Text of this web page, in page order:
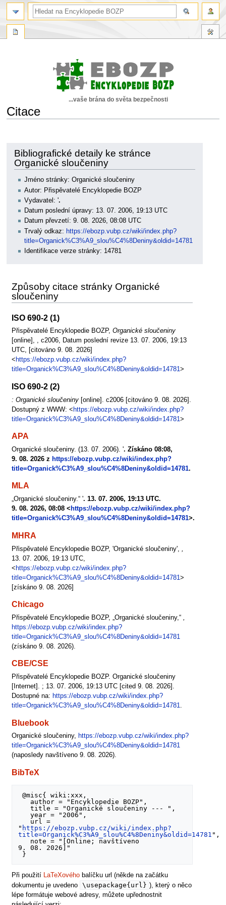
...vaše brána do světa bezpečnosti
Citace
navigaci
vyhledávání
Bibliografické detaily ke stránce
Organické sloučeniny
Jméno stránky: Organické sloučeniny
Autor: Přispěvatelé Encyklopedie BOZP
Vydavatel: '.
Datum poslední úpravy: 13. 07. 2006, 19:13 UTC
Datum převzetí: 9. 08. 2026, 08:08 UTC
Trvalý odkaz: https://ebozp.vubp.cz/wiki/index.php?
title=Organick%C3%A9_slou%C4%8Deniny&oldid=14781
Identifikace verze stránky: 14781
Způsoby citace stránky Organické
sloučeniny
ISO 690-2 (1)
Přispěvatelé Encyklopedie BOZP, Organické sloučeniny
[online], , c2006, Datum poslední revize 13. 07. 2006, 19:13
UTC, [citováno 9. 08. 2026]
< https://ebozp.vubp.cz/wiki/index.php?
title=Organick%C3%A9_slou%C4%8Deniny&oldid=14781>
ISO 690-2 (2)
: Organické sloučeniny[online]. c2006 [citováno 9. 08. 2026].
Dostupný z WWW: < https://ebozp.vubp.cz/wiki/index.php?
title=Organick%C3%A9_slou%C4%8Deniny&oldid=14781 >
APA
Organické sloučeniny. (13. 07. 2006). '. Získáno 08:08,
9. 08. 2026 z https://ebozp.vubp.cz/wiki/index.php?
title=Organick%C3%A9_slou%C4%8Deniny&oldid=14781.
MLA
„Organické sloučeniny.“ '. 13. 07. 2006, 19:13 UTC.
9. 08. 2026, 08:08 < https://ebozp.vubp.cz/wiki/index.php?
title=Organick%C3%A9_slou%C4%8Deniny&oldid=14781>.
MHRA
Přispěvatelé Encyklopedie BOZP, 'Organické sloučeniny',
13. 07. 2006, 19:13 UTC,
< https://ebozp.vubp.cz/wiki/index.php?
title=Organick%C3%A9_slou%C4%8Deniny&oldid=14781 >
[získáno 9. 08. 2026]
Chicago
Přispěvatelé Encyklopedie BOZP, „Organické sloučeniny,“ ,
https://ebozp.vubp.cz/wiki/index.php?
title=Organick%C3%A9_slou%C4%8Deniny&oldid=14781
(získáno 9. 08. 2026).
CBE/CSE
Přispěvatelé Encyklopedie BOZP. Organické sloučeniny
[Internet]. ; 13. 07. 2006, 19:13 UTC [cited 9. 08. 2026].
Dostupné na: https://ebozp.vubp.cz/wiki/index.php?
title=Organick%C3%A9_slou%C4%8Deniny&oldid=14781.
Bluebook
Organické sloučeniny, https://ebozp.vubp.cz/wiki/index.php?
title=Organick%C3%A9_slou%C4%8Deniny&oldid=14781
(naposledy navštíveno 9. 08. 2026).
BibTeX
@misc{ wiki:xxx,
   title = "Organické sloučeniny --- ",
   year = "2006",
" https://ebozp.vubp.cz/wiki/index.php?
title=Organick%C3%A9_slou%C4%8Deniny&oldid=14781 ",
9. 08. 2026]"
Při použití LaTeXovéhobalíčku url (někde na začátku
dokumentu je uvedeno
\usepackage{url} ), který o něco
lépe formátuje webové adresy, můžete upřednostnit